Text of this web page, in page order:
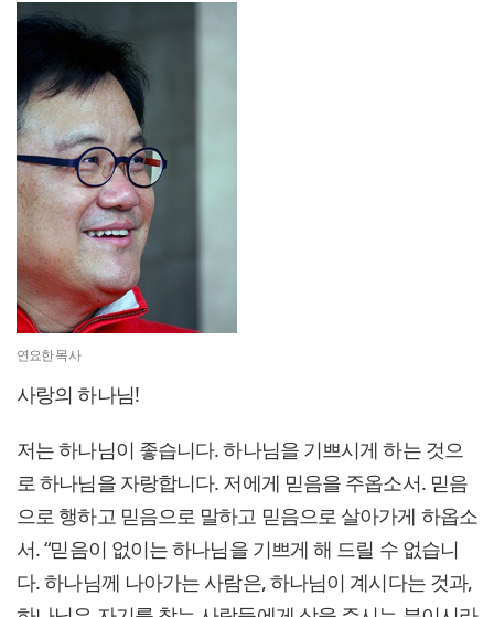
연요한 목사
사랑의 하나님!
저는 하나님이 좋습니다. 하나님을 기쁘시게 하는 것으
로 하나님을 자랑합니다. 저에게 믿음을 주옵소서. 믿음
으로 행하고 믿음으로 말하고 믿음으로 살아가게 하옵소
서. “믿음이 없이는 하나님을 기쁘게 해 드릴 수 없습니
다. 하나님께 나아가는 사람은, 하나님이 계시다는 것과,